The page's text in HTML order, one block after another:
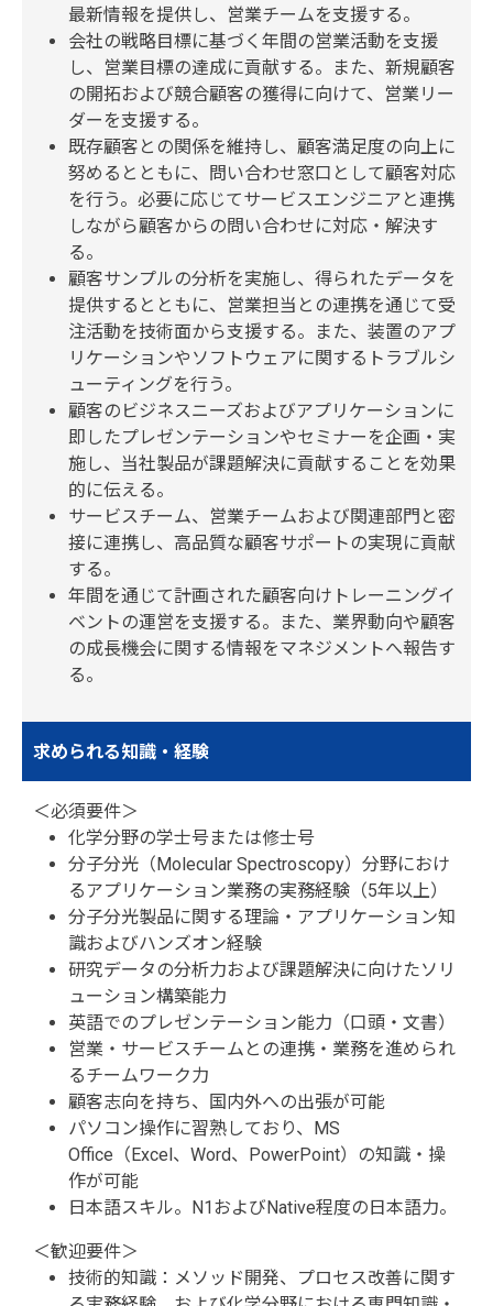
最新情報を提供し、営業チームを支援する。
会社の戦略目標に基づく年間の営業活動を支援
し、営業目標の達成に貢献する。また、新規顧客
の開拓および競合顧客の獲得に向けて、営業リー
ダーを支援する。
既存顧客との関係を維持し、顧客満足度の向上に
努めるとともに、問い合わせ窓口として顧客対応
を行う。必要に応じてサービスエンジニアと連携
しながら顧客からの問い合わせに対応・解決す
る。
顧客サンプルの分析を実施し、得られたデータを
提供するとともに、営業担当との連携を通じて受
注活動を技術面から支援する。また、装置のアプ
リケーションやソフトウェアに関するトラブルシ
ューティングを行う。
顧客のビジネスニーズおよびアプリケーションに
即したプレゼンテーションやセミナーを企画・実
施し、当社製品が課題解決に貢献することを効果
的に伝える。
サービスチーム、営業チームおよび関連部門と密
接に連携し、高品質な顧客サポートの実現に貢献
する。
年間を通じて計画された顧客向けトレーニングイ
ベントの運営を支援する。また、業界動向や顧客
の成長機会に関する情報をマネジメントへ報告す
る。
求められる知識・経験
＜必須要件＞
化学分野の学士号または修士号
分子分光（Molecular Spectroscopy）分野におけ
るアプリケーション業務の実務経験（5年以上）
分子分光製品に関する理論・アプリケーション知
識およびハンズオン経験
研究データの分析力および課題解決に向けたソリ
ューション構築能力
英語でのプレゼンテーション能力（口頭・文書）
営業・サービスチームとの連携・業務を進められ
るチームワーク力
顧客志向を持ち、国内外への出張が可能
パソコン操作に習熟しており、MS
Office（Excel、Word、PowerPoint）の知識・操
作が可能
日本語スキル。N1およびNative程度の日本語力。
＜歓迎要件＞
技術的知識：メソッド開発、プロセス改善に関す